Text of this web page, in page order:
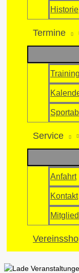
Historie
Termine
Service
Anfahrt
Kontakt